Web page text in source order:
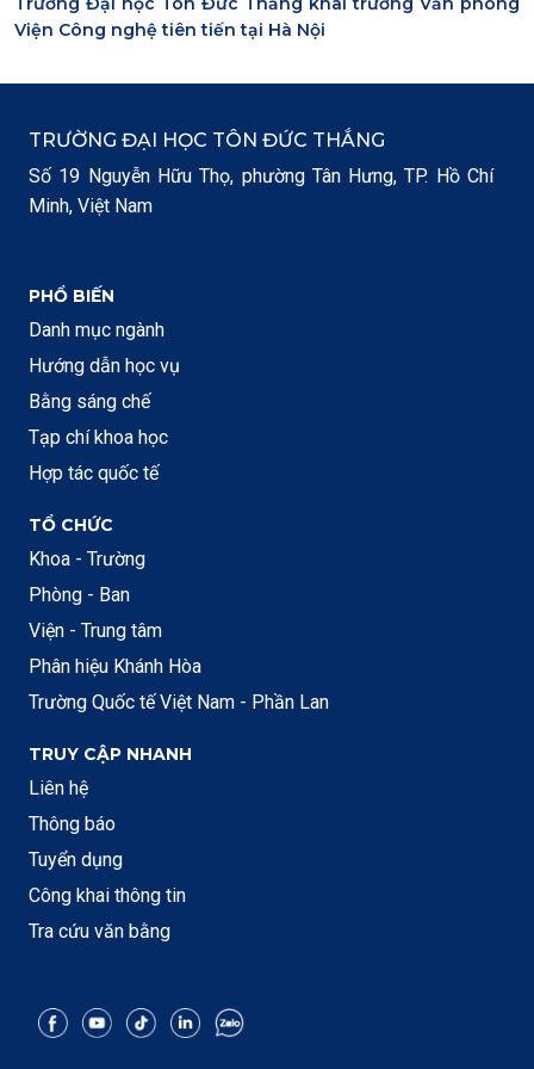
Viện Công nghệ tiên tiến tại Hà Nội
TRƯỜNG ĐẠI HỌC TÔN ĐỨC THẮNG
Số 19 Nguyễn Hữu Thọ, phường Tân Hưng, TP. Hồ Chí
Minh, Việt Nam
PHỔ BIẾN
Danh mục ngành
Hướng dẫn học vụ
Bằng sáng chế
Tạp chí khoa học
Hợp tác quốc tế
TỔ CHỨC
Khoa - Trường
Phòng - Ban
Viện - Trung tâm
Phân hiệu Khánh Hòa
Trường Quốc tế Việt Nam - Phần Lan
TRUY CẬP NHANH
Liên hệ
Thông báo
Tuyển dụng
Công khai thông tin
Tra cứu văn bằng